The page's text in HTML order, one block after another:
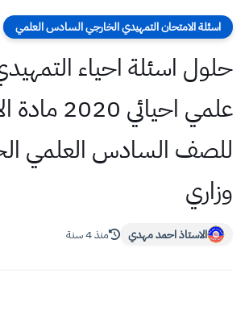
اسئلة الامتحان التمهيدي الخارجي السادس العلمي
حلول اسئلة احياء
علمي احيائي
للصف السادس العلمي
وزاري
الاستاذ احمد مهدي منذ 4 سنة